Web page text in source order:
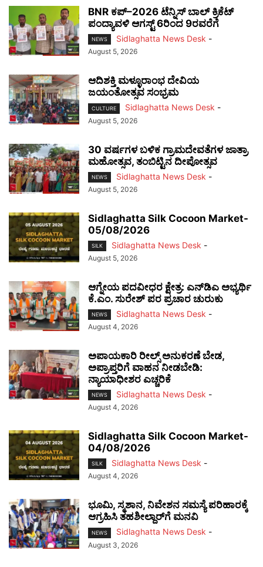
BNR ಕಪ್–2026 ಟೆನ್ನಿಸ್ ಬಾಲ್ ಕ್ರಿಕೆಟ್
ಪಂದ್ಯಾವಳಿ ಆಗಸ್ಟ್ 6ರಿಂದ 9ರವರೆಗೆ
NEWS Sidlaghatta News Desk -
August 5, 2026
ಆದಿಶಕ್ತಿ ಮಳ್ಳೂರಾಂಭ ದೇವಿಯ
ಜಯಂತೋತ್ಸವ ಸಂಭ್ರಮ
CULTURE Sidlaghatta News Desk -
August 5, 2026
30 ವರ್ಷಗಳ ಬಳಿಕ ಗ್ರಾಮದೇವತೆಗಳ ಜಾತ್ರಾ
ಮಹೋತ್ಸವ, ತಂಬಿಟ್ಟಿನ ದೀಪೋತ್ಸವ
NEWS Sidlaghatta News Desk -
August 5, 2026
Sidlaghatta Silk Cocoon Market-
05/08/2026
SILK Sidlaghatta News Desk -
August 5, 2026
ಆಗ್ನೇಯ ಪದವೀಧರ ಕ್ಷೇತ್ರ: ಎನ್‌ಡಿಎ ಅಭ್ಯರ್ಥಿ
ಕೆ.ಎಂ. ಸುರೇಶ್ ಪರ ಪ್ರಚಾರ ಚುರುಕು
NEWS Sidlaghatta News Desk -
August 4, 2026
ಅಪಾಯಕಾರಿ ರೀಲ್ಸ್ ಅನುಕರಣೆ ಬೇಡ,
ಅಪ್ರಾಪ್ತರಿಗೆ ವಾಹನ ನೀಡಬೇಡಿ:
ನ್ಯಾಯಾಧೀಶರ ಎಚ್ಚರಿಕೆ
NEWS Sidlaghatta News Desk -
August 4, 2026
Sidlaghatta Silk Cocoon Market-
04/08/2026
SILK Sidlaghatta News Desk -
August 4, 2026
ಭೂಮಿ, ಸ್ಮಶಾನ, ನಿವೇಶನ ಸಮಸ್ಯೆ ಪರಿಹಾರಕ್ಕೆ
ಆಗ್ರಹಿಸಿ ತಹಶೀಲ್ದಾರ್‌ಗೆ ಮನವಿ
NEWS Sidlaghatta News Desk -
August 3, 2026